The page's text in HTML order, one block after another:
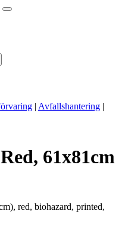
| Avfallshantering |
61x81cm
red, biohazard, printed,